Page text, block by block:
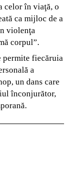
celor în viaţă, o
ca mijloc de a
violenţa
corpul”.
fiecăruia
a
un dans care
înconjurător,